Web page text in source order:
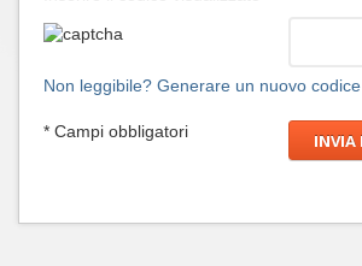
Non leggibile? Generare un nuovo codice
* Campi obbligatori